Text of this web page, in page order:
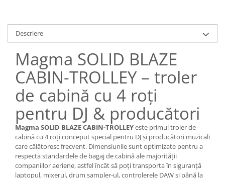
Descriere
Magma SOLID BLAZE
CABIN-TROLLEY – troler
de cabină cu 4 roți
pentru DJ & producători
Magma SOLID BLAZE CABIN-TROLLEYeste primul troler de
cabină cu 4 roți conceput special pentru DJ și producători muzicali
care călătoresc frecvent. Dimensiunile sunt optimizate pentru a
respecta standardele de bagaj de cabină ale majorității
companiilor aeriene, astfel încât să poți transporta în siguranță
laptopul, mixerul, drum sampler-ul, controlerele DAW și până la